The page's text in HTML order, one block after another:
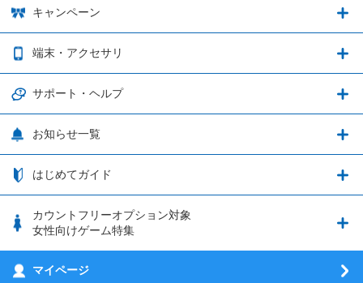
データ通信容量繰り越し
通信エリアと通信速度状況
つながる端末保証
フィルタリングアプリ
5G回線オプションについて
ブレイブソード×ブレイズソウル
ウマ娘 プリティーダービー
プリンセスコネクト！Re:Dive
釣り★スタ
ウマスクについて
プラン・料金
3種類のSIMタイプ
日割り計算
キャンペーン
お得なキャンペーン実施中！
端末・アクセサリ
端末・アクセサリ
iPhone利用について
動作確認済み端末一覧
サポート・ヘルプ
サポート・ヘルプ
nanoSIM･microSIM･通常SIMの初期設定方法
eSIMの初期設定方法
お知らせ一覧
お知らせ一覧
はじめてガイド
はじめてガイド
SIMサービスについて
カウントフリーオプション対象
女性向けゲーム特集
刀剣乱舞-ONLINE- Pocket
マイページ